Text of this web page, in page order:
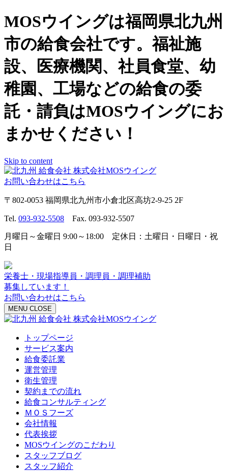
MOSウイングは福岡県北九州
市の給食会社です。福祉施
設、医療機関、社員食堂、幼
稚園、工場などの給食の委
託・請負はMOSウイングにお
まかせください！
Skip to content
お問い合わせはこちら
〒802-0053 福岡県北九州市小倉北区高坊2-9-25 2F
Tel. 093-932-5508 Fax. 093-932-5507
月曜日～金曜日 9:00～18:00 定休日：土曜日・日曜日・祝
日
栄養士・現場指導員・調理員・調理補助
募集しています！
お問い合わせはこちら
MENU CLOSE
トップページ
サービス案内
給食委託業
運営管理
衛生管理
契約までの流れ
給食コンサルティング
ＭＯＳフーズ
会社情報
代表挨拶
MOSウイングのこだわり
スタッフブログ
スタッフ紹介